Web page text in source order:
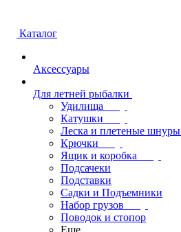
Каталог
Аксессуары
Для летней рыбалки
Удилища
Катушки
Леска и плетеные шнуры
Крючки
Ящик и коробка
Подсачеки
Подставки
Садки и Подъемники
Набор грузов
Поводок и стопор
Еще